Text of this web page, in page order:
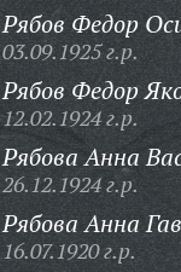
Рябов Федор
03.09.1925 г.р.
Рябов Федор
12.02.1924 г.р.
Рябова Анна
26.12.1924 г.р.
Рябова Анна
16.07.1920 г.р.